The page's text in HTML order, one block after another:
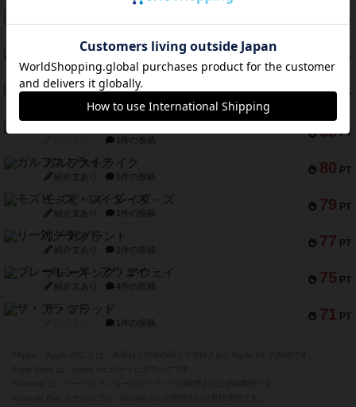
122 PT
PT
ジャンヌ・ダルク-オルレアン ドロー＆ライト
紹介文なし 5件の投稿
94 PT
ファースト・イン・フライト
紹介文あり 3件の投稿
88 PT
1件の投稿
80 PT
ガルフストライク
紹介文あり 1件の投稿
79 PT
モズビ－ズ・レイダ－ズ
紹介文あり 1件の投稿
77 PT
リー対グラント
紹介文あり 1件の投稿
75 PT
ブレーキング・アウェイ
紹介文あり 4件の投稿
71 PT
ザ・フラッド
1件の投稿